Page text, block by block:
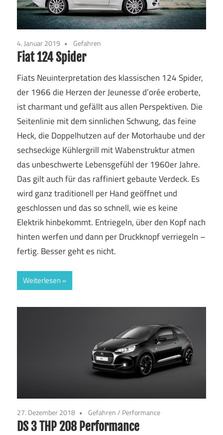
4. Januar 2019 Gefahren
Fiat 124 Spider
Fiats Neuinterpretation des klassischen 124 Spider,
der 1966 die Herzen der Jeunesse d’orée eroberte,
ist charmant und gefällt aus allen Perspektiven. Die
Seitenlinie mit dem sinnlichen Schwung, das feine
Heck, die Doppelhutzen auf der Motorhaube und der
sechseckige Kühlergrill mit Wabenstruktur atmen
das unbeschwerte Lebensgefühl der 1960er Jahre.
Das gilt auch für das raffiniert gebaute Verdeck. Es
wird ganz traditionell per Hand geöffnet und
geschlossen und das so schnell, wie es keine
Elektrik hinbekommt. Entriegeln, über den Kopf nach
hinten werfen und dann per Druckknopf verriegeln –
fertig. Besser geht es nicht.
Weiterlesen
27. Dezember 2018 Gefahren/ Performance
DS 3 THP 208 Performance